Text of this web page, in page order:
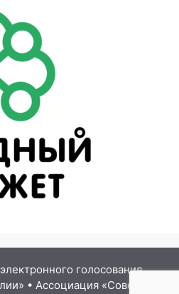
голосования
• Ассоциация «Совет